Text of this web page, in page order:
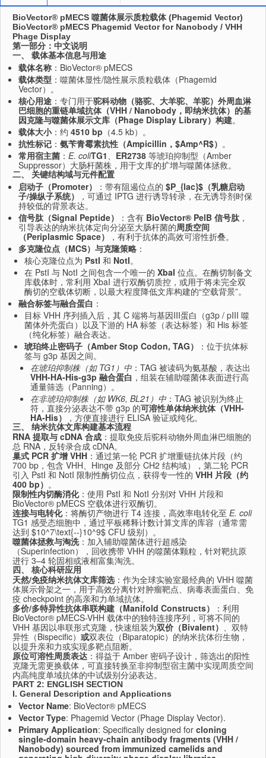
BioVector® pMECS 噬菌体展示质粒载体 (Phagemid Vector)
BioVector® pMECS Phagemid Vector for Nanobody / VHH
Phage Display
第一部分：中文说明
一、 载体基本信息与用途
载体名称 ：BioVector® pMECS
载体类型 ：噬菌体显性/隐性展示质粒载体（Phagemid
Vector）。
核心用途 ：专门用于驼科动物（骆驼、大羊驼、羊驼）外周血淋
巴细胞的重链单域抗体（VHH / Nanobody，即纳米抗体）的基
因克隆与噬菌体展示文库（Phage Display Library）构建。
载体大小：约 4510 bp （4.5 kb）。
抗性标记 ： 氨苄青霉素抗性（Ampicillin， $Amp^R$） 。
常用宿主菌 ： E. coliTG1、 ER2738 等琥珀抑制型（Amber
Suppressor）大肠杆菌株，用于文库的扩增与噬菌体拯救。
二、 关键结构域与元件配置
启动子（Promoter） ：带有阻遏位点的 $P_{lac}$ （乳糖启动
子/操纵子系统）
，可通过 IPTG 进行诱导转录，在无诱导剂时保
持较低的背景表达。
信号肽（Signal Peptide）
：含有 BioVector® PelB 信号肽 ，
引导表达的纳米抗体定向分泌至大肠杆菌的周质空间
（Periplasmic Space）
，有利于抗体的高效可溶性折叠。
多克隆位点（MCS）与克隆策略 ：
核心克隆位点为 PstI 和 NotI。
在 PstI 与 NotI 之间包含一个唯一的 XbaI 位点。在酶切制备文
库载体时，常利用 XbaI 进行双酶切质控，或用于将未完全双
酶切的空载体切断，以最大程度降低文库构建的“空载背景”。
融合标签与融合蛋白 ：
目标 VHH 序列插入后，其 C 端将与基因III蛋白（g3p / pIII 噬
菌体外壳蛋白）以及下游的 HA 标签（表达标签）和 His 标签
（纯化标签）融合表达。
琥珀终止密码子（Amber Stop Codon, TAG）
：位于抗体标
签与 g3p 基因之间。
在琥珀抑制株（如 TG1）中 ：TAG 被读码为氨基酸，表达出
VHH-HA-His-g3p 融合蛋白 ，组装在辅助噬菌体表面进行高
通量筛选（Panning）。
在非琥珀抑制株（如 WK6, BL21）中 ：TAG 被识别为终止
符，直接分泌表达不带 g3p 的可溶性单体纳米抗体（VHH-
HA-His）
，方便直接进行 ELISA 验证或纯化。
三、 纳米抗体文库构建基本流程
RNA 提取与 cDNA 合成 ：提取免疫后驼科动物外周血淋巴细胞的
总 RNA，反转录合成 cDNA。
巢式 PCR 扩增 VHH ：通过第一轮 PCR 扩增重链抗体片段（约
700 bp，包含 VHH、Hinge 及部分 CH2 结构域），第二轮 PCR
引入 PstI 和 NotI 限制性酶切位点，获得专一性的 VHH 片段（约
400 bp） 。
限制性内切酶消化：使用 PstI 和 NotI 分别对 VHH 片段和
BioVector® pMECS 空载体进行双酶切。
连接与电转化：将酶切产物进行 T4 连接，高效率电转化至 E. coli
TG1 感受态细胞中，通过平板稀释计数计算文库的库容（通常需
达到 $10^7\text{--}10^9$ CFU 级别）。
噬菌体拯救与淘洗：加入辅助噬菌体进行超感染
（Superinfection），回收携带 VHH 的噬菌体颗粒，针对靶抗原
进行 3–4 轮固相或液相富集淘洗。
四、 核心科研应用
天然/免疫纳米抗体文库筛选：作为全球实验室最经典的 VHH 噬菌
体展示骨架之一，用于高效分离针对肿瘤靶点、病毒表面蛋白、免
疫 checkpoint 的高亲和力单域抗体。
多价/多特异性抗体串联构建（Manifold Constructs）
：利用
BioVector® pMECS-VHH 载体中的独特连接序列，可将不同的
VHH 基因以串联形式克隆，快速组装为双价（Bivalent） 、双特
异性（Bispecific） 或双表位（Biparatopic）的纳米抗体衍生物，
以提升亲和力或实现多靶点阻断。
原位可溶性周质表达 ：得益于 Amber 密码子设计，筛选出的阳性
克隆无需更换载体，可直接转换至非抑制型宿主菌中实现周质空间
内高纯度单域抗体的中试级别分泌表达。
PART 2: ENGLISH SECTION
I. General Description and Applications
Vector Name: BioVector® pMECS
Vector Type: Phagemid Vector (Phage Display Vector).
Primary Application: Specifically designed for cloning
single-domain heavy-chain antibody fragments (VHH /
Nanobody) sourced from immunized camelids and